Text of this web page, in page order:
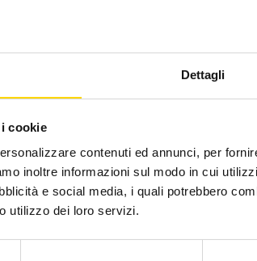
Dettagli
cookie
contenuti ed annunci, per
inoltre informazioni sul modo in cui
e social media, i quali potrebbero
utilizzo dei loro servizi.